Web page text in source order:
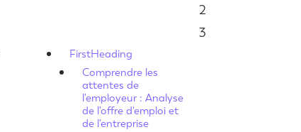
2
3
FirstHeading
Comprendre les
attentes de
l'employeur : Analyse
de l'offre d'emploi et
de l'entreprise